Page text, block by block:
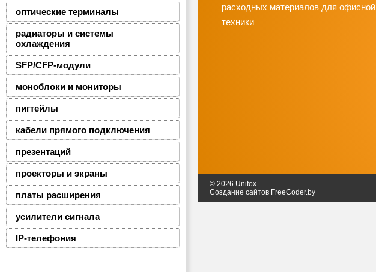
оптические терминалы
радиаторы и системы
охлаждения
SFP/CFP-модули
моноблоки и мониторы
пигтейлы
кабели прямого подключения
презентаций
проекторы и экраны
платы расширения
усилители сигнала
IP-телефония
расходных материалов для офисной
техники
© 2026 Unifox
Создание сайтов FreeCoder.by